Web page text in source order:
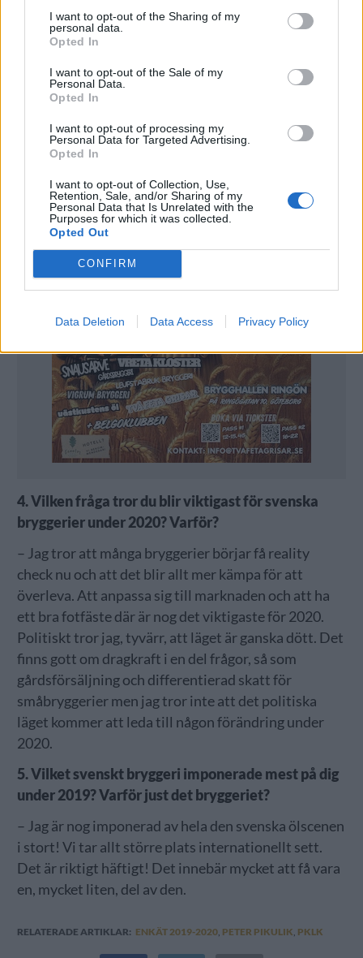
I want to opt-out of the Sharing of my
personal data.
Opted In
I want to opt-out of the Sale of my
Personal Data.
Opted In
I want to opt-out of processing my
Personal Data for Targeted Advertising.
Opted In
I want to opt-out of Collection, Use,
Retention, Sale, and/or Sharing of my
Personal Data that Is Unrelated with the
Purposes for which it was collected.
Opted Out
CONFIRM
Data Deletion Data Access Privacy Policy
bryggeriet och att få en struktur i samarbetet mellan
mig och Jocke (Unibärsum). Sen får vi se, det kanske
sker en del roliga nya projekt under 2020 också…
3. Hur mycket öl producerade ni 2019 och hur
mycket räknar ni med att producera under 2020?
– 2019 producerar vi cirka 19 000 liter. 2020 siktar vi
på 25 000 liter
4. Vilken fråga tror du blir viktigast för svenska
bryggerier under 2020? Varför?
– Jag tror att många bryggerier börjar få reality
check nu och att det blir allt mer kämpa för att
överleva. Att anpassa sig till marknaden och att ha
ett bra fotfäste där är nog det viktigaste för 2020.
Politiskt tror jag, tyvärr, att läget är ganska dött. Det
finns gott om dragkraft i en del frågor, så som
gårdsförsäljning och differentierad skatt för
småbryggerier men jag tror inte att det politiska
läget kommer att leda till någon förändring under
2020.
5. Vilket svenskt bryggeri imponerade mest på dig
under 2019? Varför just det bryggeriet?
– Jag är nog imponerad av hela den svenska ölscenen
i stort! Vi tar allt större plats internationellt sett.
Det är riktigt häftigt! Det innebär mycket att få vara
en, mycket liten, del av den.
RELATERADE ARTIKLAR: ENKÄT 2019-2020, PETER PIKULIK PKLK